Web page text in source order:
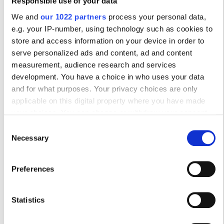
We and our 1022 partners process your personal data,
e.g. your IP-number, using technology such as cookies to
store and access information on your device in order to
serve personalized ads and content, ad and content
measurement, audience research and services
development. You have a choice in who uses your data
and for what purposes. Your privacy choices are only
applicable on this digital property where you have made
Privacy trigger icon.
Collect information about your geographical
meters
Identify your device by actively scanning it for
Selection
Necessary
Preferences
Statistics
Clinique de la Mediterannee
d’hémodialyse
Sousse, Tunisia
21.18 км от центра города
за процедуру
Диализ HD €298
Забронировать